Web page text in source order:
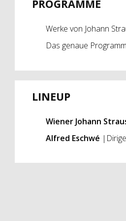
PROGRAMME
Werke von Johann
Das genaue
LINEUP
Wiener Johann
Alfred Eschwé